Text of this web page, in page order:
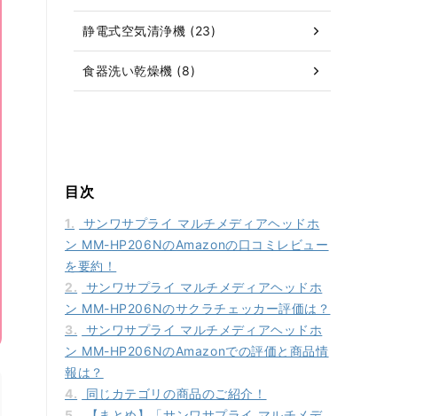
静電式空気清浄機 (23)
食器洗い乾燥機 (8)
目次
1.
サンワサプライ マルチメディアヘッドホ
ン MM-HP206NのAmazonの口コミレビュー
を要約！
2.
サンワサプライ マルチメディアヘッドホ
ン MM-HP206Nのサクラチェッカー評価は？
3.
サンワサプライ マルチメディアヘッドホ
ン MM-HP206NのAmazonでの評価と商品情
報は？
4.
同じカテゴリの商品のご紹介！